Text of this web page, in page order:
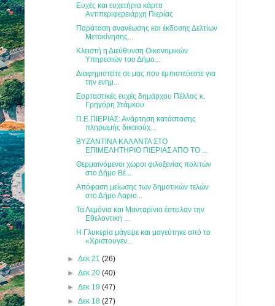
Ευχές και ευχετήρια κάρτα
Αντιπεριφερειάρχη Πιερίας
Παράταση ανανέωσης και έκδοσης Δελτίων
Μετακίνησης...
Κλειστή η Διεύθυνση Οικονομικών
Υπηρεσιών του Δήμο...
Διαφημιστείτε σε μας που εμπιστεύεστε για
την ενημ...
Εορταστικές ευχές δημάρχου Πέλλας κ.
Γρηγόρη Στάμκου
Π.Ε.ΠΙΕΡΙΑΣ: Ανάρτηση κατάστασης
πληρωμής δικαιούχ...
ΒΥΖΑΝΤΙΝΑ ΚΑΛΑΝΤΑ ΣΤΟ
ΕΠΙΜΕΛΗΤΗΡΙΟ ΠΙΕΡΙΑΣ ΑΠΟ ΤΟ ...
Θερμαινόμενοι χώροι φιλοξενίας πολιτών
στο Δήμο Βέ...
Απόφαση μείωσης των δημοτικών τελών
στο Δήμο Λαρισ...
Τα Λεμόνια και Μανταρίνια έστειλαν την
Εθελοντική ...
Η Γλυκερία μάγεψε και μαγεύτηκε από το
«Χριστουγεν...
► Δεκ 21 (26)
► Δεκ 20 (40)
► Δεκ 19 (47)
► Δεκ 18 (27)